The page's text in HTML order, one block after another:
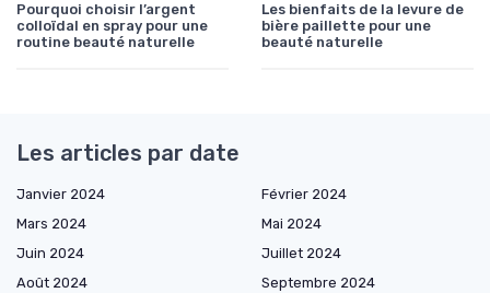
Pourquoi choisir l’argent
colloïdal en spray pour une
routine beauté naturelle
Les bienfaits de la levure de
bière paillette pour une
beauté naturelle
Les articles par date
Janvier 2024
Février 2024
Mars 2024
Mai 2024
Juin 2024
Juillet 2024
Août 2024
Septembre 2024